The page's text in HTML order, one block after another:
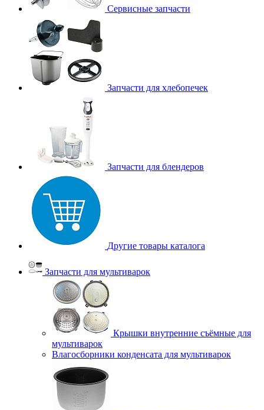
Сервисные запчасти
Запчасти для хлебопечек
Запчасти для блендеров
Другие товары каталога
Запчасти для мультиварок
Крышки внутренние съёмные для
мультиварок
Влагосборники конденсата для мультиварок